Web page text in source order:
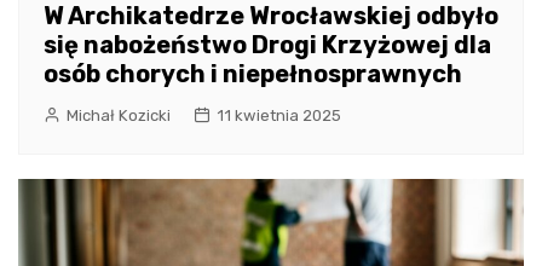
W Archikatedrze Wrocławskiej odbyło
się nabożeństwo Drogi Krzyżowej dla
osób chorych i niepełnosprawnych
Michał Kozicki 11 kwietnia 2025